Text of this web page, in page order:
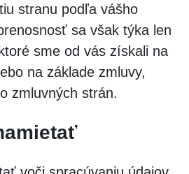
stranu podľa vášho
sa však týka len
sme od vás získali na
na základe zmluvy,
zmluvných strán.